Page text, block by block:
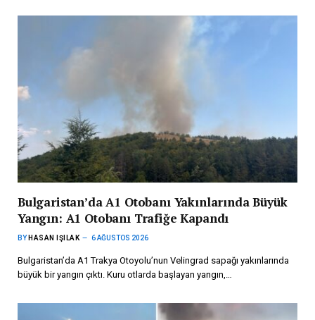
Bulgaristan’da A1 Otobanı Yakınlarında Büyük
Yangın: A1 Otobanı Trafiğe Kapandı
BY HASAN IŞILAK 6 AĞUSTOS 2026
Bulgaristan’da A1 Trakya Otoyolu’nun Velingrad sapağı yakınlarında
büyük bir yangın çıktı. Kuru otlarda başlayan yangın,…